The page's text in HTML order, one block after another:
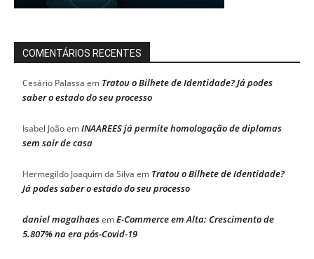
COMENTÁRIOS RECENTES
Cesário Palassa em Tratou o Bilhete de Identidade? Já podes
saber o estado do seu processo
Isabel JoãoemINAAREES já permite homologação de diplomas
sem sair de casa
Hermegildo Joaquim da Silva em Tratou o Bilhete de Identidade?
Já podes saber o estado do seu processo
daniel magalhaesemE-Commerce em Alta: Crescimento de
5.807% na era pós-Covid-19